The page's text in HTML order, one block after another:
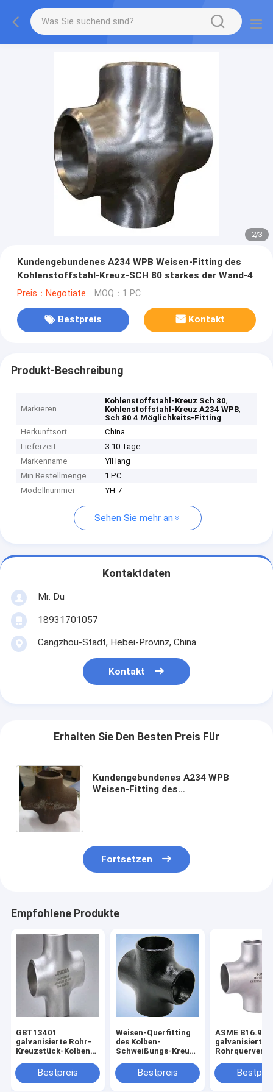
2/3
Kundengebundenes A234 WPB Weisen-Fitting des
Kohlenstoffstahl-Kreuz-SCH 80 starkes der Wand-4
Preis：Negotiate MOQ：1 PC
Bestpreis Kontakt
Produkt-Beschreibung
Markieren
Kohlenstoffstahl-Kreuz Sch 80,
Kohlenstoffstahl-Kreuz A234 WPB,
Sch 80 4 Möglichkeits-Fitting
Herkunftsort
China
Lieferzeit
3-10 Tage
Markenname
YiHang
Min Bestellmenge
1 PC
Modellnummer
YH-7
Sehen Sie mehr an
Kontaktdaten
Mr. Du
18931701057
Cangzhou-Stadt, Hebei-Provinz, China
Kontakt
Erhalten Sie Den Besten Preis Für
Kundengebundenes A234 WPB
Weisen-Fitting des
Fortsetzen
Empfohlene Produkte
GBT13401
galvanisierte Rohr-
Kreuzstück-Kolben
SCH 20Bestpreis
Weisen-Querfitting
des Kolben-
Schweißungs-Kreuz-
WPB 4Bestpreis
ASME B16.9
galvanisierte
reines